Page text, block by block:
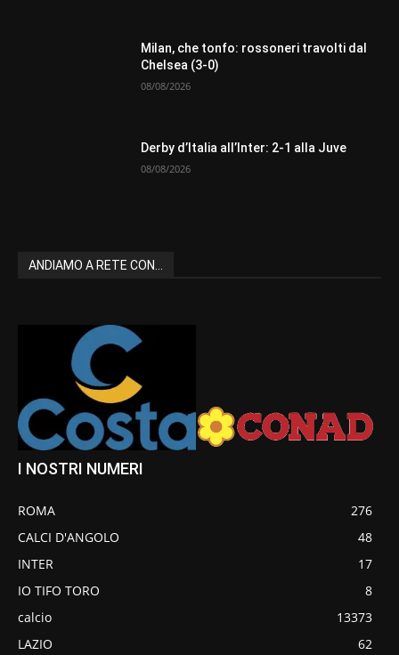
Milan, che tonfo: rossoneri travolti dal
Chelsea (3-0)
08/08/2026
Derby d’Italia all’Inter: 2-1 alla Juve
08/08/2026
ANDIAMO A RETE CON...
I NOSTRI NUMERI
ROMA
276
CALCI D'ANGOLO
48
INTER
17
IO TIFO TORO
8
calcio
13373
LAZIO
62